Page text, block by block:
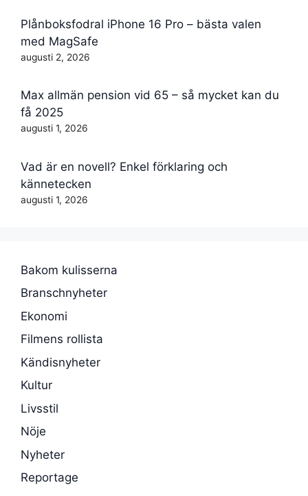
Plånboksfodral iPhone 16 Pro – bästa valen
med MagSafe
augusti 2, 2026
Max allmän pension vid 65 – så mycket kan du
få 2025
augusti 1, 2026
Vad är en novell? Enkel förklaring och
kännetecken
augusti 1, 2026
Bakom kulisserna
Branschnyheter
Ekonomi
Filmens rollista
Kändisnyheter
Kultur
Livsstil
Nöje
Nyheter
Reportage